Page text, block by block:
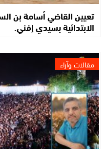
تعيين القاضي أسامة بن
الابتدائية بسيدي إفني.
مقالات وآراء